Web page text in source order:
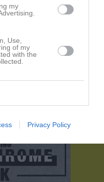
my
Use,
of my
with the
Privacy Policy